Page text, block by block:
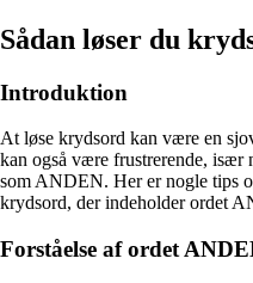
Sådan løser du
Introduktion
At løse krydsord kan være en
kan også være frustrerende, især
som ANDEN. Her er nogle tips
krydsord, der indeholder ordet
Forståelse af ordet